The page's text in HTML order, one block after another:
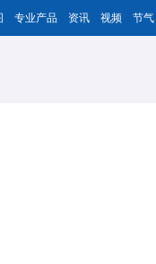
专业产品 资讯 视频 节气